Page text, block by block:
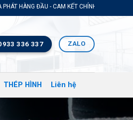
CHÍNH HÃNG GIÁ TỐT NHẤT THỊ TRƯỜNG
336 337 ZALO
THÉP HÌNH Liên hệ